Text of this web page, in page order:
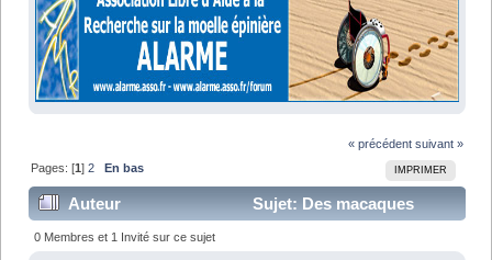
« précédent suivant »
IMPRIMER
Pages: [1]2 En bas
Auteur
Sujet: Des macaques
paralysés retrouvent l'usage de la marche (Lu 51684
0 Membres et 1 Invité sur ce sujet